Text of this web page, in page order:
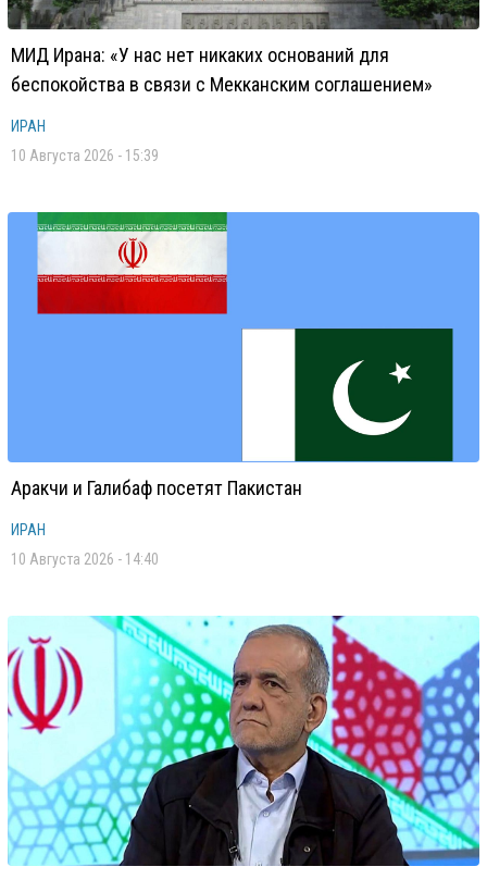
МИД Ирана: «У нас нет никаких оснований для
беспокойства в связи с Мекканским соглашением»
ИРАН
10 Августа 2026 - 15:39
Аракчи и Галибаф посетят Пакистан
ИРАН
10 Августа 2026 - 14:40